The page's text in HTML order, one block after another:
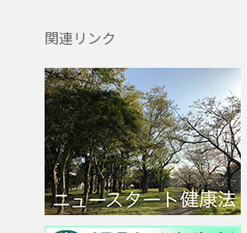
関連リンク